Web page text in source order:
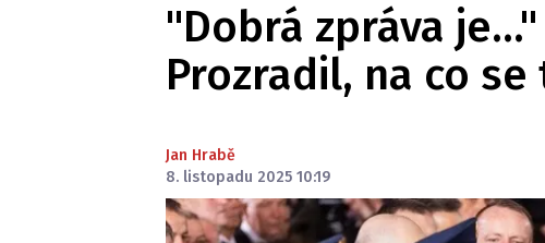
"Dobrá zpráva
Prozradil, na co se
Jan Hrabě
8. listopadu 2025 10:19